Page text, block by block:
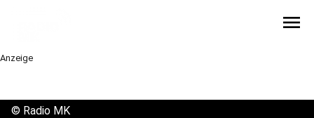
menu
Anzeige
© Radio MK